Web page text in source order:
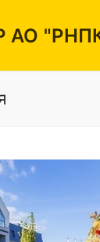
АО
Вакансии
Режим